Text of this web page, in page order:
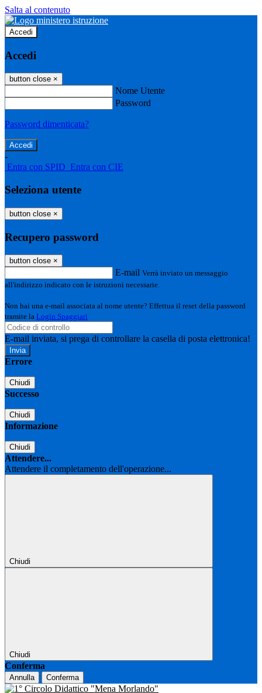
Salta al contenuto
Accedi
Accedi
button close ×
Nome Utente
Password
Password dimenticata?
-
Entra con SPID Entra con CIE
Seleziona utente
button close ×
Recupero password
button close ×
E-mail Verrà inviato un messaggio
all'indirizzo indicato con le istruzioni necessarie.
Non hai una e-mail associata al nome utente? Effettua il reset della password
tramite la Login Spaggiari
E-mail inviata, si prega di controllare la casella di posta elettronica!
Errore
Chiudi
Successo
Chiudi
Informazione
Chiudi
Attendere...
Attendere il completamento dell'operazione...
Chiudi
Chiudi
Conferma
Annulla Conferma